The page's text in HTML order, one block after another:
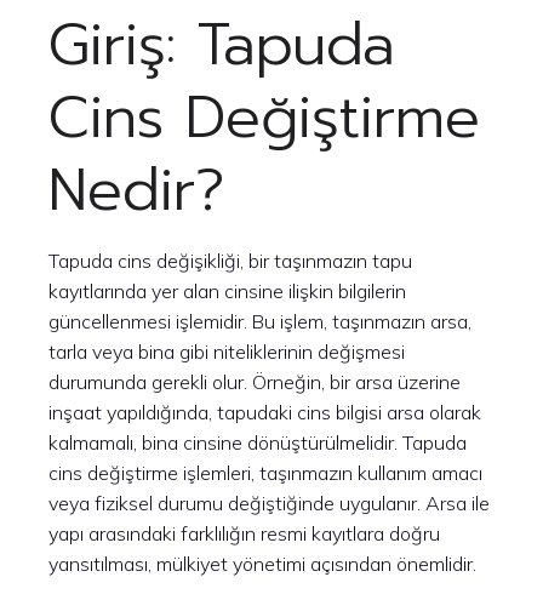
Giriş: Tapuda
Cins Değiştirme
Nedir?
Tapuda cins değişikliği, bir taşınmazın tapu
kayıtlarında yer alan cinsine ilişkin bilgilerin
güncellenmesi işlemidir. Bu işlem, taşınmazın arsa,
tarla veya bina gibi niteliklerinin değişmesi
durumunda gerekli olur. Örneğin, bir arsa üzerine
inşaat yapıldığında, tapudaki cins bilgisi arsa olarak
kalmamalı, bina cinsine dönüştürülmelidir. Tapuda
cins değiştirme işlemleri, taşınmazın kullanım amacı
veya fiziksel durumu değiştiğinde uygulanır. Arsa ile
yapı arasındaki farklılığın resmi kayıtlara doğru
yansıtılması, mülkiyet yönetimi açısından önemlidir.